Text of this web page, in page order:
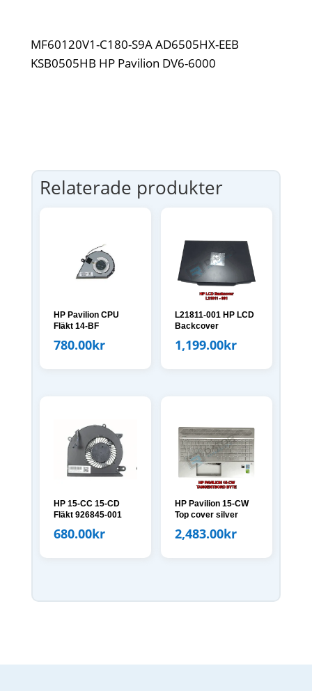
MF60120V1-C180-S9A AD6505HX-EEB
KSB0505HB HP Pavilion DV6-6000
Relaterade produkter
HP Pavilion CPU
Fläkt 14-BF
780.00kr
L21811-001 HP LCD
Backcover
1,199.00kr
HP 15-CC 15-CD
Fläkt 926845-001
680.00kr
HP Pavilion 15-CW
Top cover silver
2,483.00kr